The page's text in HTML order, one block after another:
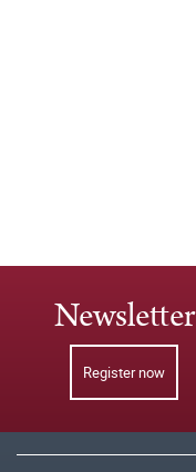
Newsletter
Register now